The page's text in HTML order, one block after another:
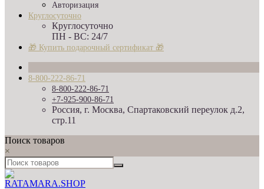
Авторизация
Круглосуточно
Круглосуточно
ПН - ВС: 24/7
🎁 Купить подарочный сертификат 🎁
8-800-222-86-71
8-800-222-86-71
+7-925-900-86-71
Россия, г. Москва, Спартаковский переулок д.2,
стр.11
Поиск товаров
×